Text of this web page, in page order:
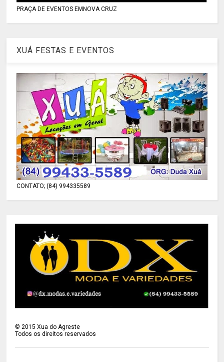
PRAÇA DE EVENTOS EMNOVA CRUZ
XUÁ FESTAS E EVENTOS
CONTATO; (84) 994335589
© 2015 Xua do Agreste
Todos os direitos reservados